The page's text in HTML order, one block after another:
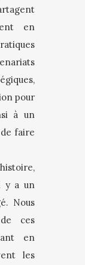
en
pour
à un
faire
y a un
Nous
ces
en
les